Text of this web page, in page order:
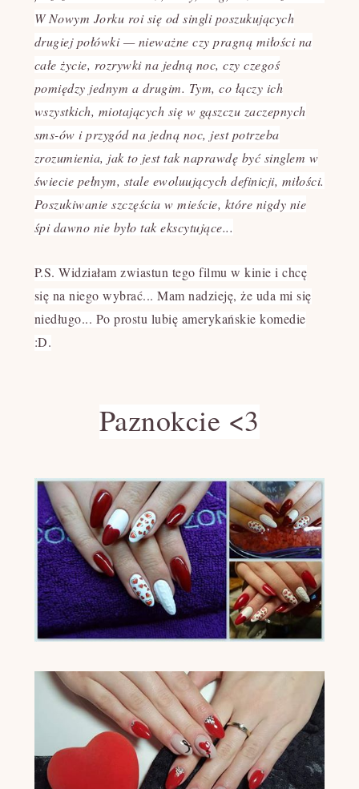
W Nowym Jorku roi się od singli poszukujących
drugiej połówki — nieważne czy pragną miłości na
całe życie, rozrywki na jedną noc, czy czegoś
pomiędzy jednym a drugim. Tym, co łączy ich
wszystkich, miotających się w gąszczu zaczepnych
sms-ów i przygód na jedną noc, jest potrzeba
zrozumienia, jak to jest tak naprawdę być singlem w
świecie pełnym, stale ewoluujących definicji, miłości.
Poszukiwanie szczęścia w mieście, które nigdy nie
śpi dawno nie było tak ekscytujące...
P.S. Widziałam zwiastun tego filmu w kinie i chcę
się na niego wybrać... Mam nadzieję, że uda mi się
niedługo... Po prostu lubię amerykańskie komedie
:D.
Paznokcie <3